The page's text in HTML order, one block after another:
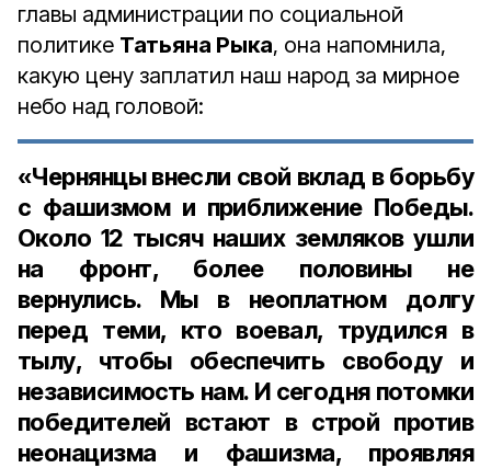
главы администрации по социальной
политике Татьяна Рыка, она напомнила,
какую цену заплатил наш народ за мирное
небо над головой:
«Чернянцы внесли свой вклад в борьбу
с фашизмом и приближение Победы.
Около 12 тысяч наших земляков ушли
на фронт, более половины не
вернулись. Мы в неоплатном долгу
перед теми, кто воевал, трудился в
тылу, чтобы обеспечить свободу и
независимость нам. И сегодня потомки
победителей встают в строй против
неонацизма и фашизма, проявляя